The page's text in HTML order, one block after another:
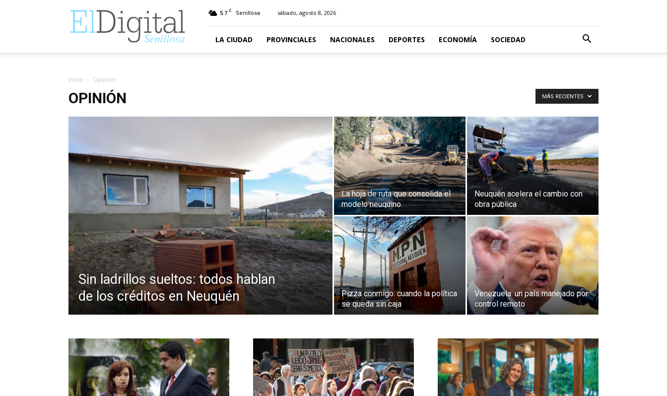
5.7 C Senillosa sábado, agosto 8, 2026
LA CIUDAD PROVINCIALES NACIONALES DEPORTES ECONOMÍA SOCIEDAD
Inicio Opinión
OPINIÓN MÁS RECIENTES
Sin ladrillos sueltos: todos hablan
de los créditos en Neuquén
La hoja de ruta que consolida el
modelo neuquino
Neuquén acelera el cambio con
obra pública
Pizza conmigo: cuando la política
se queda sin caja
Venezuela: un país manejado por
control remoto